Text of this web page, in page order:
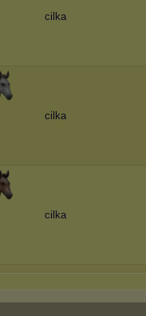
cilka
cilka
cilka